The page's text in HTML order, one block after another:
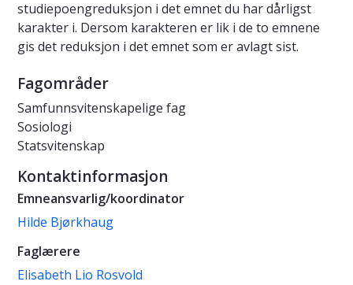
studiepoengreduksjon i det emnet du har dårligst
karakter i. Dersom karakteren er lik i de to emnene
gis det reduksjon i det emnet som er avlagt sist.
Fagområder
Samfunnsvitenskapelige fag
Sosiologi
Statsvitenskap
Kontaktinformasjon
Emneansvarlig/koordinator
Hilde Bjørkhaug
Faglærere
Elisabeth Lio Rosvold